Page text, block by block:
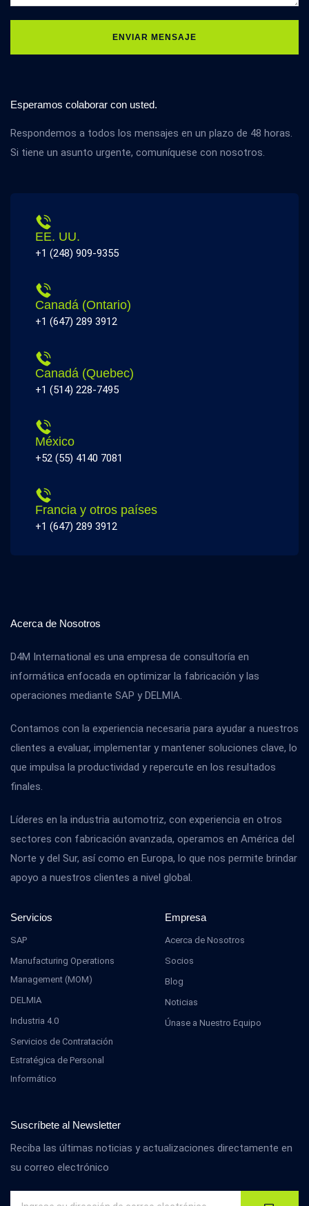
ENVIAR MENSAJE
Esperamos colaborar con usted.
Respondemos a todos los mensajes en un plazo de 48 horas.
Si tiene un asunto urgente, comuníquese con nosotros.
EE. UU.
+1 (248) 909-9355
Canadá (Ontario)
+1 (647) 289 3912
Canadá (Quebec)
+1 (514) 228-7495
México
+52 (55) 4140 7081
Francia y otros países
+1 (647) 289 3912
Acerca de Nosotros
D4M International es una empresa de consultoría en
informática enfocada en optimizar la fabricación y las
operaciones mediante SAP y DELMIA.
Contamos con la experiencia necesaria para ayudar a nuestros
clientes a evaluar, implementar y mantener soluciones clave, lo
que impulsa la productividad y repercute en los resultados
finales.
Líderes en la industria automotriz, con experiencia en otros
sectores con fabricación avanzada, operamos en América del
Norte y del Sur, así como en Europa, lo que nos permite brindar
apoyo a nuestros clientes a nivel global.
Servicios
SAP
Manufacturing Operations
Management (MOM)
DELMIA
Industria 4.0
Servicios de Contratación
Estratégica de Personal
Informático
Empresa
Acerca de Nosotros
Socios
Blog
Noticias
Únase a Nuestro Equipo
Suscríbete al Newsletter
Reciba las últimas noticias y actualizaciones directamente en
su correo electrónico